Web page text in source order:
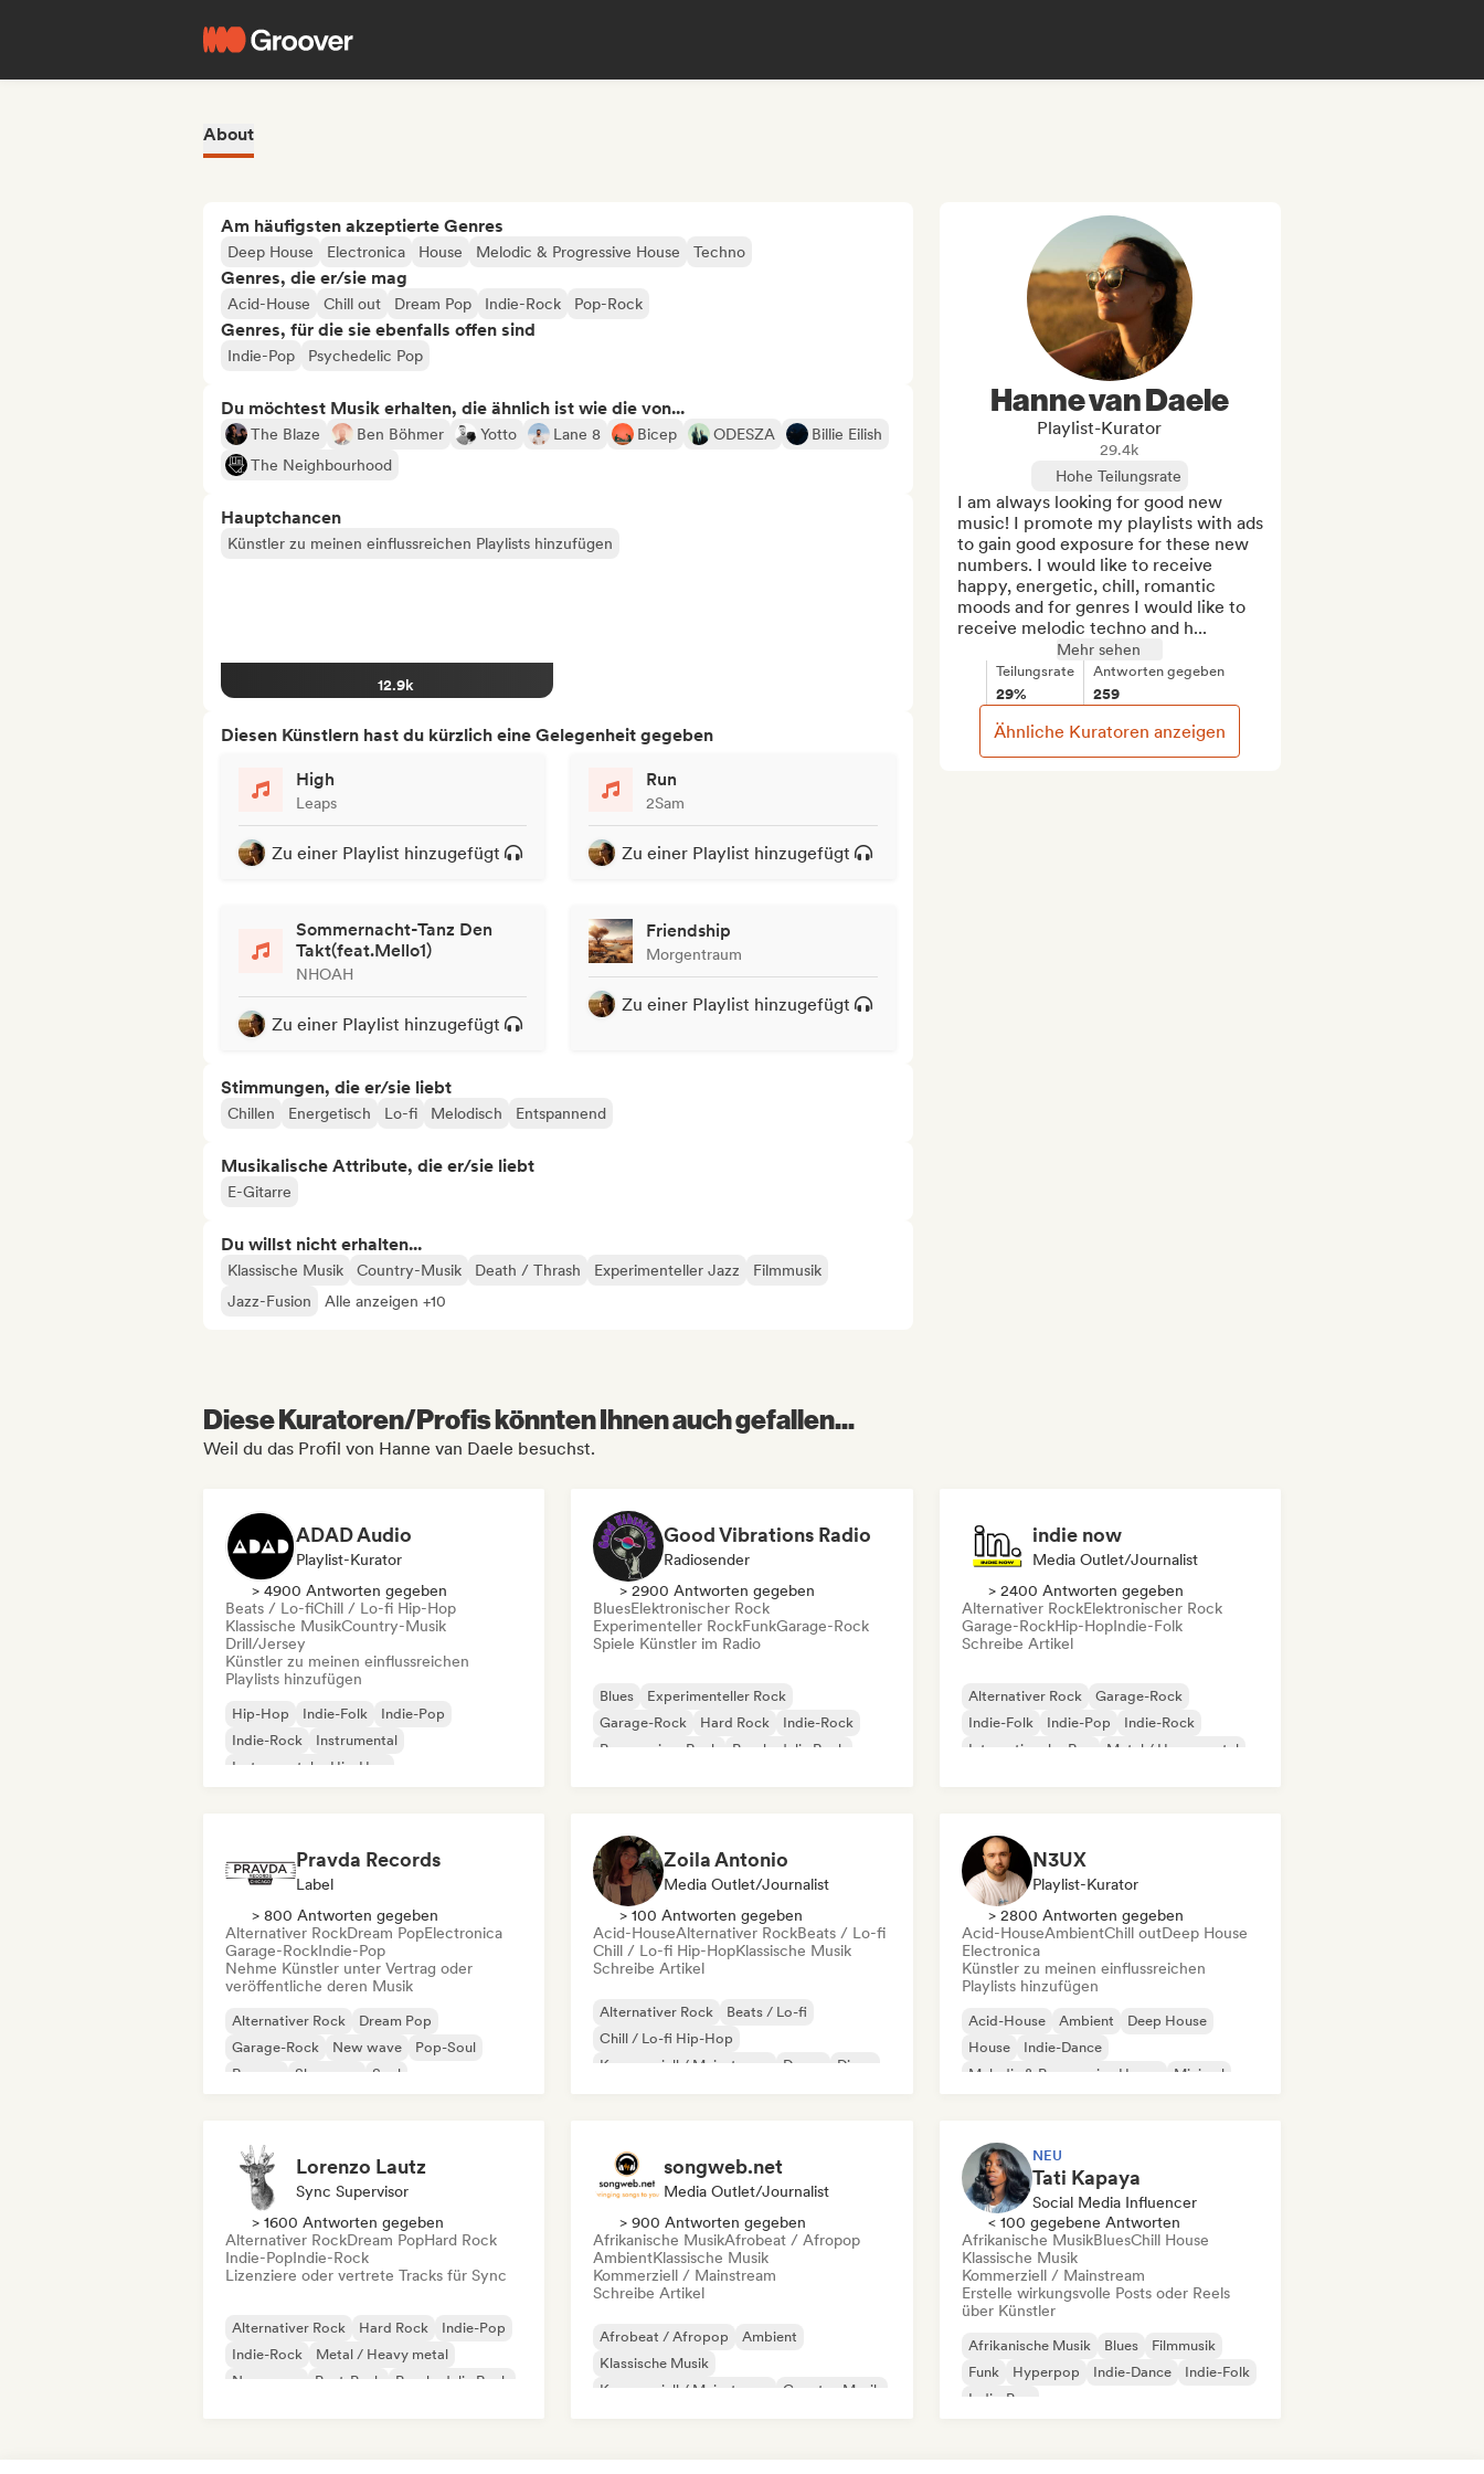
About
Am häufigsten akzeptierte Genres
Deep House Electronica House Melodic & Progressive House Techno
Genres, die er/sie mag
Acid-House Chill out Dream Pop Indie-Rock Pop-Rock
Genres, für die sie ebenfalls offen sind
Indie-Pop Psychedelic Pop
Du möchtest Musik erhalten, die ähnlich ist wie die von...
The Blaze Ben Böhmer Yotto Lane 8 Bicep ODESZA
Billie Eilish
The Neighbourhood
Hauptchancen
Künstler zu meinen einflussreichen Playlists hinzufügen
12.9k
Diesen Künstlern hast du kürzlich eine Gelegenheit gegeben
High
Leaps
Zu einer Playlist hinzugefügt
Run
2Sam
Zu einer Playlist hinzugefügt
Sommernacht-Tanz Den
Takt(feat.Mello1)
NHOAH
Zu einer Playlist hinzugefügt
Friendship
Morgentraum
Zu einer Playlist hinzugefügt
Stimmungen, die er/sie liebt
Chillen Energetisch Lo-fi Melodisch Entspannend
Musikalische Attribute, die er/sie liebt
E-Gitarre
Du willst nicht erhalten...
Klassische Musik Country-Musik Death / Thrash Experimenteller Jazz
Filmmusik
Jazz-Fusion
Alle anzeigen +10
Hanne van Daele
Playlist-Kurator
29.4k
Hohe Teilungsrate
I am always looking for good new
music! I promote my playlists with ads
to gain good exposure for these new
numbers. I would like to receive
happy, energetic, chill, romantic
moods and for genres I would like to
receive melodic techno and h...
Mehr sehen
Teilungsrate
29%
Antworten gegeben
259
Ähnliche Kuratoren anzeigen
Diese Kuratoren/Profis könnten Ihnen auch gefallen...
Weil du das Profil von Hanne van Daele besuchst.
ADAD Audio
Playlist-Kurator
> 4900 Antworten gegeben
Beats / Lo-fiChill / Lo-fi Hip-Hop
Klassische MusikCountry-Musik
Drill/Jersey
Künstler zu meinen einflussreichen
Playlists hinzufügen
Hip-Hop Indie-Folk
Indie-Pop
Indie-Rock
Instrumental
Instrumentaler Hip-Hop
Good Vibrations Radio
Radiosender
> 2900 Antworten gegeben
BluesElektronischer Rock
Experimenteller RockFunkGarage-Rock
Spiele Künstler im Radio
Blues
Experimenteller Rock
Garage-Rock
Hard Rock
Indie-Rock
Progressiver Rock
Psychedelic Rock
indie now
Media Outlet/Journalist
> 2400 Antworten gegeben
Alternativer RockElektronischer Rock
Garage-RockHip-HopIndie-Folk
Schreibe Artikel
Alternativer Rock
Garage-Rock
Indie-Folk
Indie-Pop
Indie-Rock
Internationaler Rap
Metal / Heavy metal
Pravda Records
Label
> 800 Antworten gegeben
Alternativer RockDream PopElectronica
Garage-RockIndie-Pop
Nehme Künstler unter Vertrag oder
veröffentliche deren Musik
Alternativer Rock
Dream Pop
Garage-Rock
New wave
Pop-Soul
Reggae
Shoegaze Soul
Zoila Antonio
Media Outlet/Journalist
> 100 Antworten gegeben
Acid-HouseAlternativer RockBeats / Lo-fi
Chill / Lo-fi Hip-HopKlassische Musik
Schreibe Artikel
Alternativer Rock
Beats / Lo-fi
Chill / Lo-fi Hip-Hop
Kommerziell / Mainstream
Dance
Disco
N3UX
Playlist-Kurator
> 2800 Antworten gegeben
Acid-HouseAmbientChill outDeep House
Electronica
Künstler zu meinen einflussreichen
Playlists hinzufügen
Acid-House Ambient
Deep House
House
Indie-Dance
Melodic & Progressive House
Minimal
Lorenzo Lautz
Sync Supervisor
> 1600 Antworten gegeben
Alternativer RockDream PopHard Rock
Indie-PopIndie-Rock
Lizenziere oder vertrete Tracks für Sync
Alternativer Rock Hard Rock
Indie-Pop
Indie-Rock
Metal / Heavy metal
New wave
Post-Punk Psychedelic Rock
songweb.net
Media Outlet/Journalist
> 900 Antworten gegeben
Afrikanische MusikAfrobeat / Afropop
AmbientKlassische Musik
Kommerziell / Mainstream
Schreibe Artikel
Afrobeat / Afropop
Ambient
Klassische Musik
Kommerziell / Mainstream
Country-Musik
NEU
Tati Kapaya
Social Media Influencer
< 100 gegebene Antworten
Afrikanische MusikBluesChill House
Klassische Musik
Kommerziell / Mainstream
Erstelle wirkungsvolle Posts oder Reels
über Künstler
Afrikanische Musik Blues
Filmmusik
Funk
Hyperpop Indie-Dance
Indie-Folk
Indie-Pop